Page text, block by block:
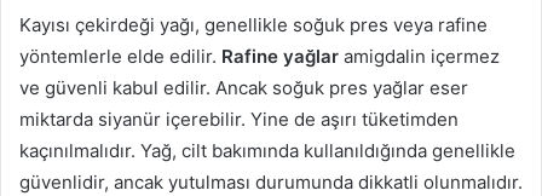
Kayısı çekirdeği yağı, genellikle soğuk pres veya rafine
yöntemlerle elde edilir. Rafine yağlar amigdalin içermez
ve güvenli kabul edilir. Ancak soğuk pres yağlar eser
miktarda siyanür içerebilir. Yine de aşırı tüketimden
kaçınılmalıdır. Yağ, cilt bakımında kullanıldığında genellikle
güvenlidir, ancak yutulması durumunda dikkatli olunmalıdır.